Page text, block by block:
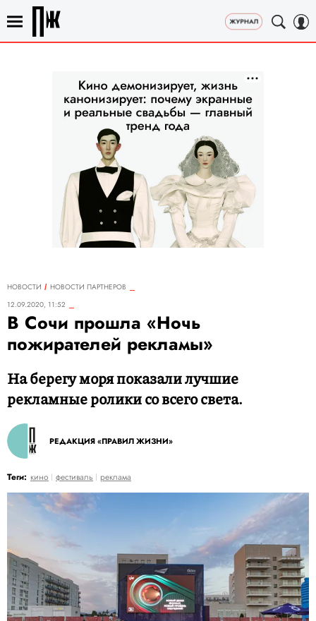
НОВОСТИ
НОВОСТИ ПАРТНЕРОВ
12.09.2020, 11:52
В Сочи прошла «Ночь
пожирателей рекламы»
На берегу моря показали лучшие
рекламные ролики со всего света.
РЕДАКЦИЯ «ПРАВИЛ ЖИЗНИ»
Теги: кино фестиваль реклама